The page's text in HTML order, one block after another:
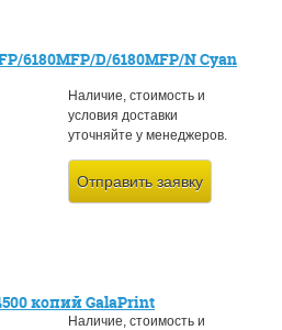
6180MFP/D/6180MFP/N Cyan
Наличие, стоимость и
условия доставки
уточняйте у менеджеров.
Отправить заявку
копий GalaPrint
Наличие, стоимость и